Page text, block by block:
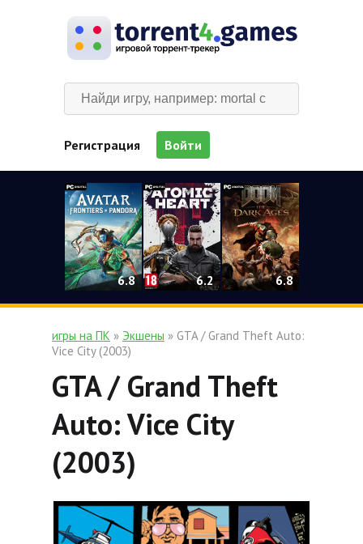
Регистрация Войти
6.8 6.2 6.8
игры на ПК » Экшены » GTA / Grand Theft Auto:
Vice City (2003)
GTA / Grand Theft
Auto: Vice City
(2003)